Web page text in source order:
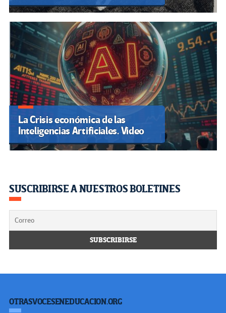
La Crisis económica de las
Inteligencias Artificiales. Video
SUSCRIBIRSE A NUESTROS BOLETINES
OTRASVOCESENEDUCACION.ORG